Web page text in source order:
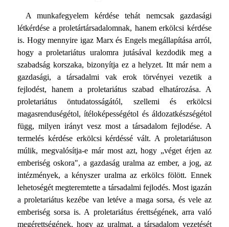
A munkafegyelem kérdése tehát nemcsak gazdasági
létkérdése a proletártársadalomnak, hanem erkölcsi kérdése
is. Hogy mennyire igaz Marx és Engels megállapítása arról,
hogy a proletariátus uralomra jutásával kezdodik meg a
szabadság korszaka, bizonyítja ez a helyzet. Itt már nem a
gazdasági, a társadalmi vak erok törvényei vezetik a
fejlodést, hanem a proletariátus szabad elhatározása. A
proletariátus öntudatosságától, szellemi és erkölcsi
magasrenduségétol, ítéloképességétol és áldozatkészségétol
függ, milyen irányt vesz most a társadalom fejlodése. A
termelés kérdése erkölcsi kérdéssé vált. A proletariátuson
múlik, megvalósítja-e már most azt, hogy „véget érjen az
emberiség oskora", a gazdaság uralma az ember, a jog, az
intézmények, a kényszer uralma az erkölcs fölött. Ennek
lehetoségét megteremtette a társadalmi fejlodés. Most igazán
a proletariátus kezébe van letéve a maga sorsa, és vele az
emberiség sorsa is. A proletariátus érettségének, arra való
megérettségének, hogy az uralmat, a társadalom vezetését